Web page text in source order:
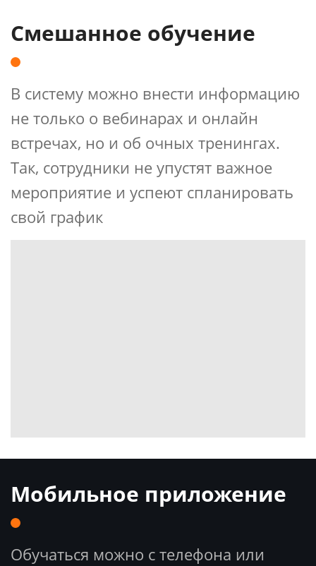
Смешанное обучение
В систему можно внести информацию
не только о вебинарах и онлайн
встречах, но и об очных тренингах.
Так, сотрудники не упустят важное
мероприятие и успеют спланировать
свой график
Мобильное приложение
Обучаться можно с телефона или